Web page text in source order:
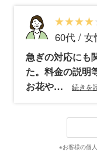
60代 / 女
急ぎの対応にも
た。料金の説明
お花や
続きを
※お客様の個